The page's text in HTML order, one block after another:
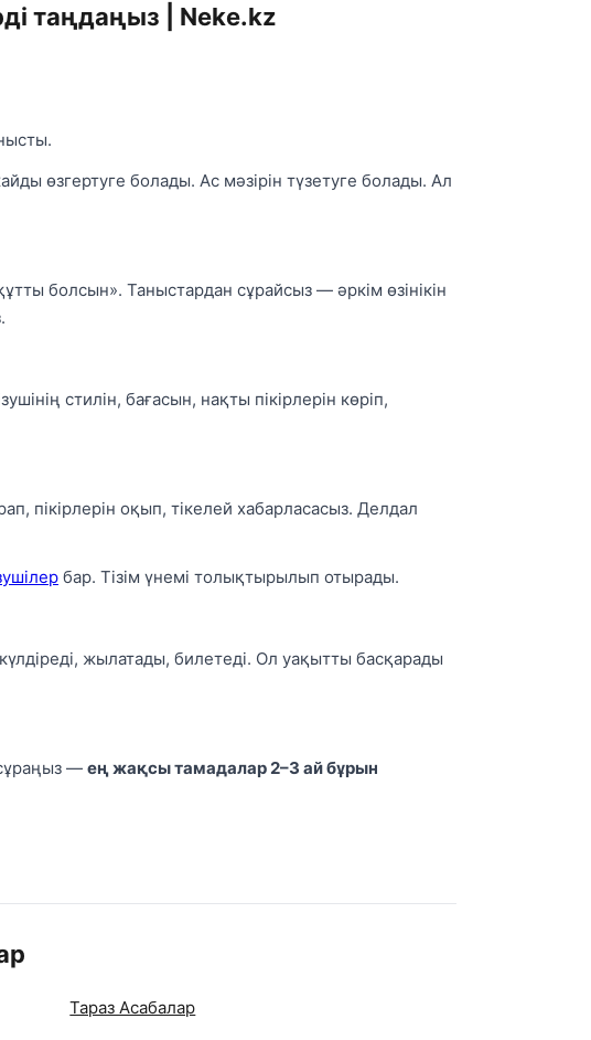
таңдаңыз | Neke.kz
өзгертуге болады. Ас мәзірін түзетуге болады. Ал
болсын». Таныстардан сұрайсыз — әркім өзінікін
стилін, бағасын, нақты пікірлерін көріп,
пікірлерін оқып, тікелей хабарласасыз. Делдал
бар. Тізім үнемі толықтырылып отырады.
жылатады, билетеді. Ол уақытты басқарады
— ең жақсы тамадалар 2–3 ай бұрын
Тараз Асабалар